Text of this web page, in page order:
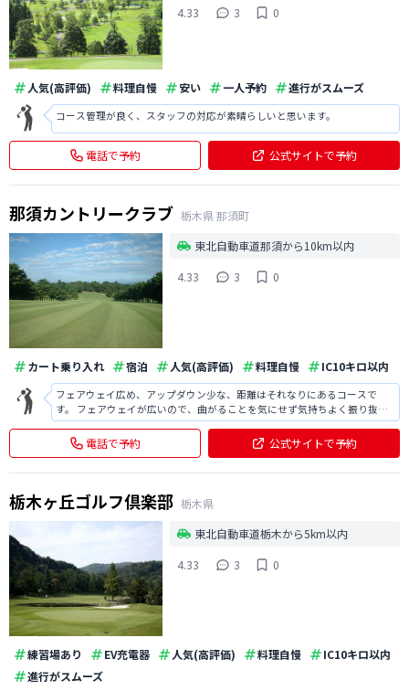
4.33
3 0
人気(高評価) 料理自慢 安い 一人予約 進行がスムーズ
コース管理が良く、スタッフの対応が素晴らしいと思います。
電話で予約 公式サイトで予約
那須カントリークラブ 栃木県那須町
東北自動車道那須から10km以内
4.33
3 0
カート乗り入れ 宿泊 人気(高評価) 料理自慢 IC10キロ以内
フェアウェイ広め、アップダウン少な、距離はそれなりにあるコースで
す。 フェアウェイが広いので、曲がることを気にせず気持ちよく振り抜け
るコースでした。 またプレーフィーはお安いですが、バンカー、グリーン
の状態がよく、しっかりメンテナンスされていました。また伺いたいで
す。 県内でもコスパがよく、特にオス
電話で予約 公式サイトで予約
栃木ヶ丘ゴルフ倶楽部 栃木県
東北自動車道栃木から5km以内
4.33
3 0
練習場あり EV充電器 人気(高評価) 料理自慢
IC10キロ以内
進行がスムーズ